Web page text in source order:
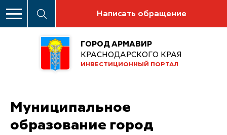
Написать обращение
ГОРОД АРМАВИР
КРАСНОДАРСКОГО КРАЯ
ИНВЕСТИЦИОННЫЙ ПОРТАЛ
Муниципальное
образование город